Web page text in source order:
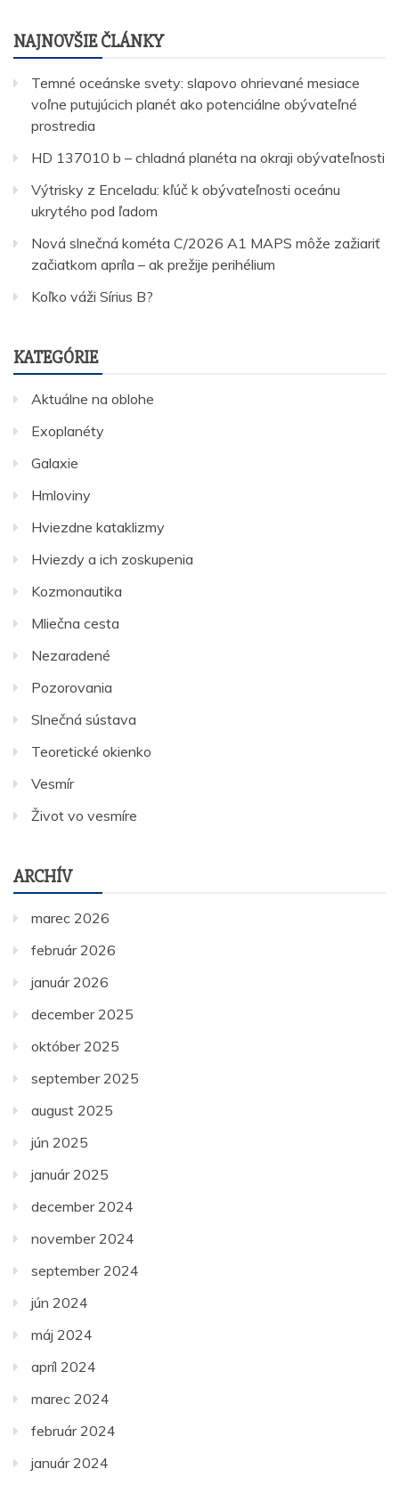
NAJNOVŠIE ČLÁNKY
Temné oceánske svety: slapovo ohrievané mesiace
voľne putujúcich planét ako potenciálne obývateľné
prostredia
HD 137010 b – chladná planéta na okraji obývateľnosti
Výtrisky z Enceladu: kľúč k obývateľnosti oceánu
ukrytého pod ľadom
Nová slnečná kométa C/2026 A1 MAPS môže zažiariť
začiatkom apríla – ak prežije perihélium
Koľko váži Sírius B?
KATEGÓRIE
Aktuálne na oblohe
Exoplanéty
Galaxie
Hmloviny
Hviezdne kataklizmy
Hviezdy a ich zoskupenia
Kozmonautika
Mliečna cesta
Nezaradené
Pozorovania
Slnečná sústava
Teoretické okienko
Vesmír
Život vo vesmíre
ARCHÍV
marec 2026
február 2026
január 2026
december 2025
október 2025
september 2025
august 2025
jún 2025
január 2025
december 2024
november 2024
september 2024
jún 2024
máj 2024
apríl 2024
marec 2024
február 2024
január 2024